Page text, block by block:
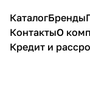
белый
, хром
напо
льны
й,
белы
Ясень
шимо
светл
ый
КаталогБренды
КонтактыО
Кредит и